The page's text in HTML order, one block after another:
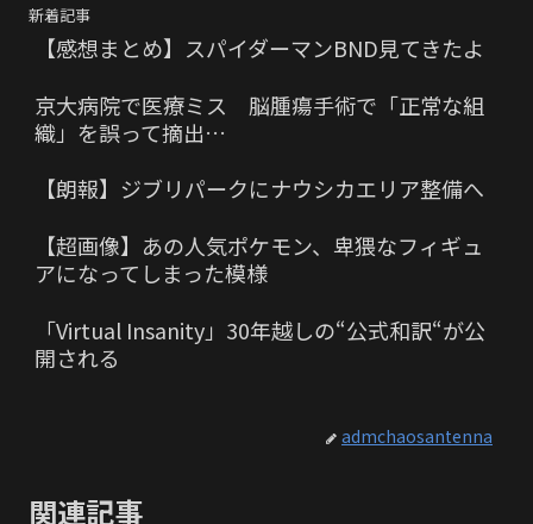
新着記事
【感想まとめ】スパイダーマンBND見てきたよ
京大病院で医療ミス 脳腫瘍手術で「正常な組
織」を誤って摘出…
【朗報】ジブリパークにナウシカエリア整備へ
【超画像】あの人気ポケモン、卑猥なフィギュ
アになってしまった模様
「Virtual Insanity」30年越しの“公式和訳“が公
開される
admchaosantenna
関連記事